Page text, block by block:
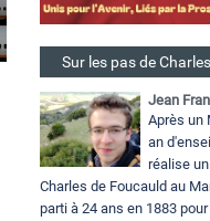
Sur les pas de
Jean
Après un
an
réalise
Charles de Foucauld au
parti à 24 ans en 1883